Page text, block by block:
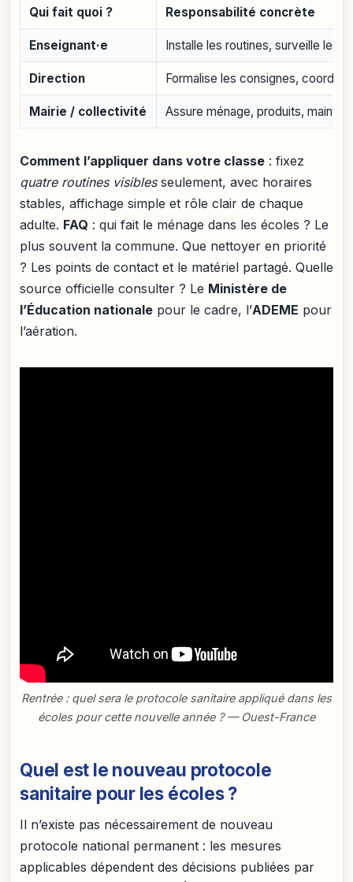
Qui fait quoi ? Responsabilité concrète
Enseignant·e Installe les routines, surveille les
Direction Formalise les consignes,
Mairie / collectivité Assure ménage, produits,
Comment l’appliquer dans votre classe : fixez
quatre routines visiblesseulement, avec horaires
stables, affichage simple et rôle clair de chaque
adulte. FAQ : qui fait le ménage dans les écoles ? Le
plus souvent la commune. Que nettoyer en priorité
? Les points de contact et le matériel partagé. Quelle
source officielle consulter ? Le Ministère de
l’Éducation nationale pour le cadre, l’ADEME pour
l’aération.
Rentrée : quel sera le protocole sanitaire appliqué dans les
écoles pour cette nouvelle année ? — Ouest-France
Quel est le nouveau protocole
sanitaire pour les écoles ?
Il n’existe pas nécessairement de nouveau
protocole national permanent : les mesures
applicables dépendent des décisions publiées par